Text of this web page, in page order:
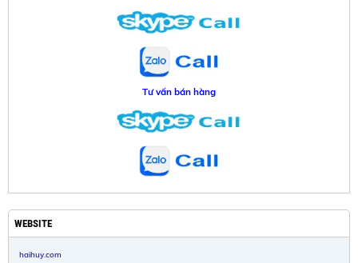
Tư vấn bán hàng
WEBSITE
haihuy.com